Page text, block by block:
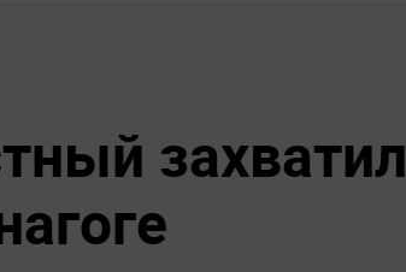
захватил